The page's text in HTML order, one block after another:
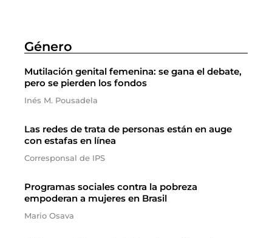
Género
Mutilación genital femenina: se gana el debate,
pero se pierden los fondos
Inés M. Pousadela
Las redes de trata de personas están en auge
con estafas en línea
Corresponsal de IPS
Programas sociales contra la pobreza
empoderan a mujeres en Brasil
Mario Osava